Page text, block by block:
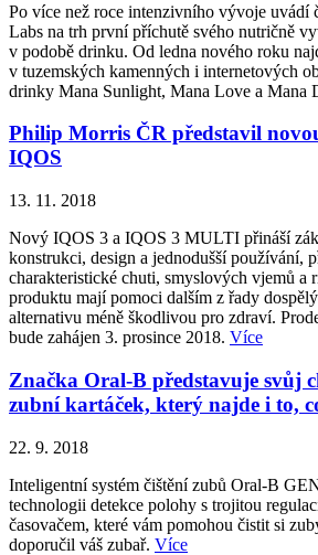
Po více než roce intenzivního vývoje uvádí
Labs na trh první příchutě svého nutričně
v podobě drinku. Od ledna nového roku
v tuzemských kamenných i internetových
drinky Mana Sunlight, Mana Love a Mana
Philip Morris ČR představil
IQOS
13. 11. 2018
Nový IQOS 3 a IQOS 3 MULTI přináší
konstrukci, design a jednodušší používání,
charakteristické chuti, smyslových vjemů a
produktu mají pomoci dalším z řady
alternativu méně škodlivou pro zdraví.
bude zahájen 3. prosince 2018. Více
Značka Oral-B představuje svůj
zubní kartáček, který najde i to,
22. 9. 2018
Inteligentní systém čištění zubů Oral-B
technologii detekce polohy s trojitou
časovačem, které vám pomohou čistit si
doporučil váš zubař. Více